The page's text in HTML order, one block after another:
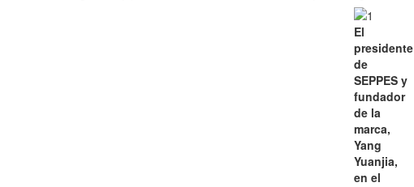
El
presidente
de
SEPPES y
fundador
de la
marca,
Yang
Yuanjia,
en el